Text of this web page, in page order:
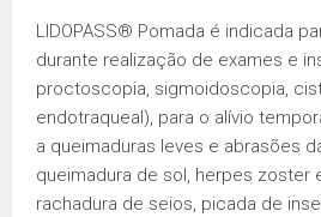
LIDOPASS® Pomada é indicada
durante realização de exames e
proctoscopia, sigmoidoscopia,
endotraqueal), para o alívio
a queimaduras leves e abrasões
queimadura de sol, herpes zoster
rachadura de seios, picada de